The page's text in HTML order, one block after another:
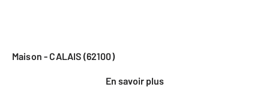
Maison - CALAIS (62100)
En savoir plus